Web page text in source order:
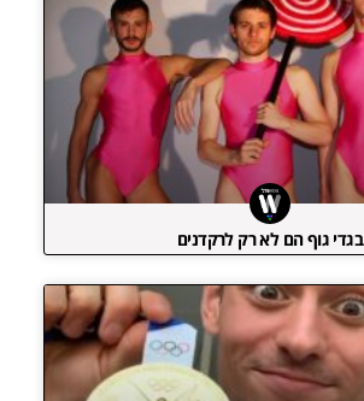
בגדי גוף הם לא רק לרקדנים